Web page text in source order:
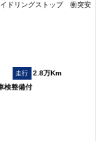
ドリングストップ 衝突安
2.8万Km
検整備付